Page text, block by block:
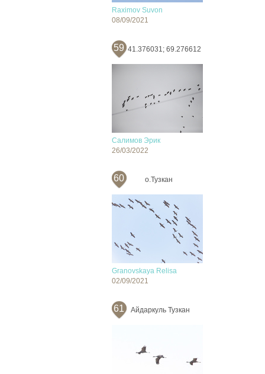
Raximov Suvon
08/09/2021
59 41.376031; 69.276612
Салимов Эрик
26/03/2022
60 о.Тузкан
Granovskaya Relisa
02/09/2021
61 Айдаркуль Тузкан